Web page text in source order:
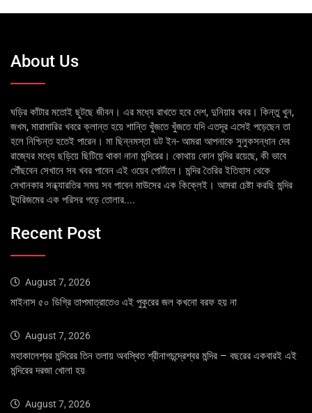
About Us
ঘড়ির কাঁটার মতোই ছুটছে জীবন। এর মধ্যে রাখতে হবে দেশ, দুনিয়ার খবর। কিন্তু খুন,
জখম, মারামারির খবরে ক্লান্ত হয়ে শান্তি খুঁজতে খুঁজতে যদি এতদূর এসেই পড়েছেন তা
হলে নিশ্চিন্ত হতেই পারেন। মা ছিন্নমস্তা ডট ইন- আমরা আপনাকে সুলুকসন্ধান দেব
রাজ্যের মধ্যে ছড়িয়ে ছিটিয়ে থাকা নানা মন্দিরের। কোথায় কোন মন্দির রয়েছে, কী ভাবে
পৌঁছবেন সেখানে সব খবর পাবেন এই ওয়েব পোর্টালে। মন্দির তৈরির ইতিহাস থেকে
সেখানকার সন্ধ্যারতির সময় সব পাবেন মাউসের এক কিক্লেই। আমরা চেষ্টা করছি মন্দির
ট্যুরিজমের এক পরিসর গড়ে তোলার....
Recent Post
August 7, 2026
মাইনাস ৫০ ডিগ্রি তাপমাত্রাতেও এই পুকুরের জল কখনো বরফ হয় না
August 7, 2026
মহাকালেশ্বর মন্দিরের তিন তলায় অবস্থিত শ্রীনাগচন্দ্রেশ্বর মন্দির – বছরের একবারই এই
মন্দিরের দরজা খোলা হয়
August 7, 2026